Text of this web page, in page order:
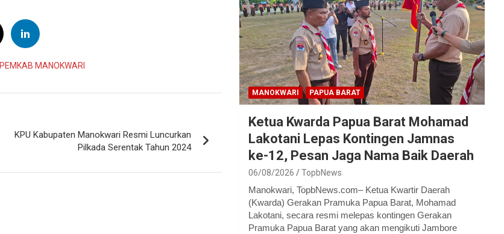
PEMKAB MANOKWARI
KPU Kabupaten Manokwari Resmi Luncurkan
Pilkada Serentak Tahun 2024
MANOKWARI PAPUA BARAT
Ketua Kwarda Papua Barat Mohamad
Lakotani Lepas Kontingen Jamnas
ke-12, Pesan Jaga Nama Baik Daerah
06/08/2026 TopbNews
Manokwari, TopbNews.com– Ketua Kwartir Daerah
(Kwarda) Gerakan Pramuka Papua Barat, Mohamad
Lakotani, secara resmi melepas kontingen Gerakan
Pramuka Papua Barat yang akan mengikuti Jambore